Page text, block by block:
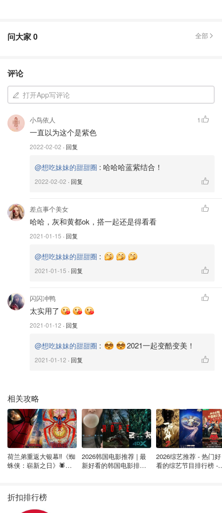
“非常规时代的非常规红色”
，它大胆、充满智慧并且包容一
图片来源于@Pantone，版权属于原作者
洋红万岁在叛逆与优雅之间游走，
旺盛蓬勃的生命活力
。可以说这个颜色像是一种疫情后全新
的“力量信号”，可以重燃人们对于生活的热情，鼓励人们用
2023年度流行色 - 洋红色单品推荐
明媚张扬，优雅又不失叛逆的洋红色复古且高级！它洋气时
艳饱和度高，很容易成为全身穿搭中的亮点，让你大放异彩
出尽风头！新的一年来了，又恰逢春节，这种充满喜庆与欢
乐的季节里怎么能没有一件大红大紫的开运单品呢，不仅好
看还可以为新的一年赢得好彩头！
下面就让圈妹为各位仙女们推荐一下今年洋红色都有哪些颜
Loewe 洋红色钱夹
为了迎接今年的新流行色，罗意威推出了2023早春新款中
号皮革钱夹，经典的字谜Logo搭配柔软细腻的洋红色纯皮
钱夹，真是质感和颜值兼具！可以买来作为新年开运钱夹，
好运滚滚来！（
购买链接）
问大家0 全部
评论
打开App写评论
小鸟依人
一直以为这个是紫色
2022-02-02 · 回复
1
@想吃妹妹的甜甜圈 : 哈哈哈蓝紫结合！
2022-02-02 · 回复
差点事个美女
哈哈，灰和黄都ok，搭一起还是得看看
2021-01-15 · 回复
@想吃妹妹的甜甜圈 :
2021-01-15 · 回复
闪闪冲鸭
太实用了
2021-01-12 · 回复
@想吃妹妹的甜甜圈 : 2021一起变酷变美！
2021-01-12 · 回复
相关攻略
荷兰弟重返大银幕‼️《蜘
蛛侠：崭新之日》🕷️北
2026韩国电影推荐 | 最
新好看的韩国电影排行
2026综艺推荐 - 热门好
看的综艺节目排行榜 -
折扣排行榜